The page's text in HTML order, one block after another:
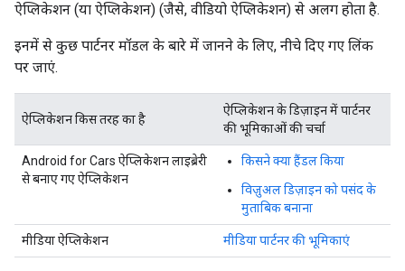
ऐप्लिकेशन (या ऐप्लिकेशन) (जैसे, वीडियो ऐप्लिकेशन) से अलग होता है.
इनमें से कुछ पार्टनर मॉडल के बारे में जानने के लिए, नीचे दिए गए लिंक
पर जाएं.
ऐप्लिकेशन किस तरह का है
ऐप्लिकेशन के डिज़ाइन में पार्टनर
की भूमिकाओं की चर्चा
Android for Cars ऐप्लिकेशन लाइब्रेरी
से बनाए गए ऐप्लिकेशन
किसने क्या हैंडल किया
विज़ुअल डिज़ाइन को पसंद के
मुताबिक बनाना
मीडिया ऐप्लिकेशन मीडिया पार्टनर की भूमिकाएं